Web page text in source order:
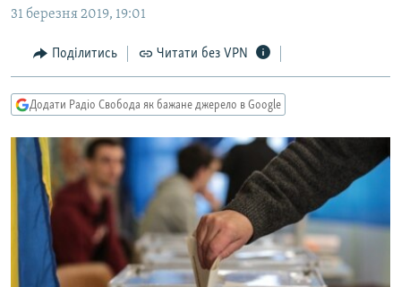
основної
навігації
Перейти
до
пошуку
ЕКОНОМІКА
СУСПІЛЬСТВО
УКРАЇНА
СВІТ
РОСІЙСЬКА «ФІЛЬТРАЦІЯ»
ДОНБАС.РЕАЛІЇ
ТИ ЯК?
СХЕМИ
КИТАЙ.ВИКЛИКИ
МУЛЬТИМЕДІА
ФОТО
СПЕЦПРОЄКТИ
31 березня 2019, 19:01
Поділитись Читати без VPN
Додати Радіо Свобода як бажане джерело в Google